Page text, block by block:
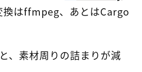
換はffmpeg、あとはCargo
、素材周りの詰まりが減